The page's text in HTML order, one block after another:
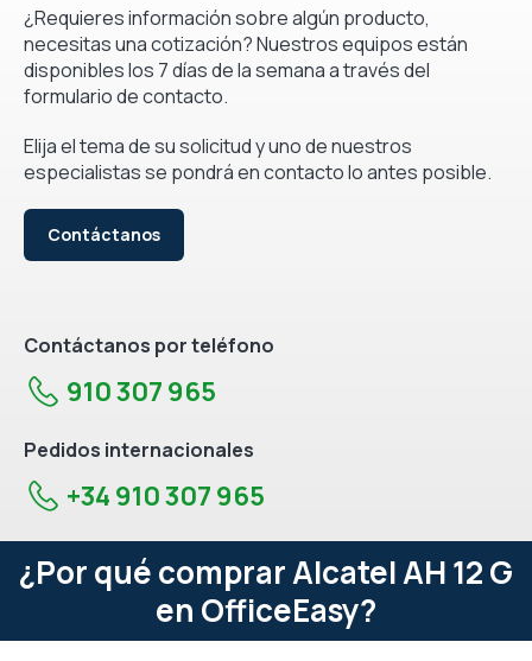
¿Requieres información sobre algún producto,
necesitas una cotización? Nuestros equipos están
disponibles los 7 días de la semana a través del
formulario de contacto.
Elija el tema de su solicitud y uno de nuestros
especialistas se pondrá en contacto lo antes posible.
Contáctanos
Contáctanos por teléfono
910 307 965
Pedidos internacionales
+34 910 307 965
¿Por qué comprar Alcatel AH 12 G
en OfficeEasy?